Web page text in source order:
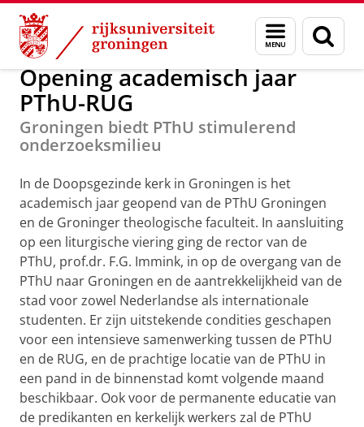
Skip
Content
Skip
Navigation
Menu
en
zoeken
Nieuws in 2012
Opening academisch jaar
PThU-RUG
Groningen biedt PThU stimulerend
onderzoeksmilieu
In de Doopsgezinde kerk in Groningen is het
academisch jaar geopend van de PThU Groningen
en de Groninger theologische faculteit. In aansluiting
op een liturgische viering ging de rector van de
PThU, prof.dr. F.G. Immink, in op de overgang van de
PThU naar Groningen en de aantrekkelijkheid van de
stad voor zowel Nederlandse als internationale
studenten. Er zijn uitstekende condities geschapen
voor een intensieve samenwerking tussen de PThU
en de RUG, en de prachtige locatie van de PThU in
een pand in de binnenstad komt volgende maand
beschikbaar. Ook voor de permanente educatie van
de predikanten en kerkelijk werkers zal de PThU